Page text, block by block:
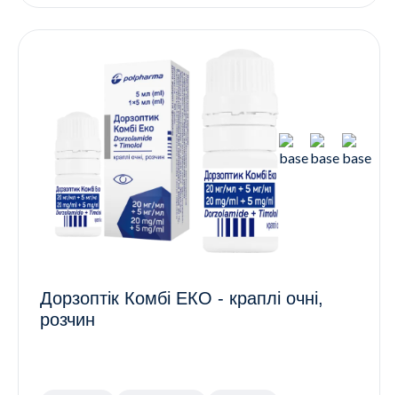
Дорзоптік Комбі ЕКО - краплі очні,
розчин